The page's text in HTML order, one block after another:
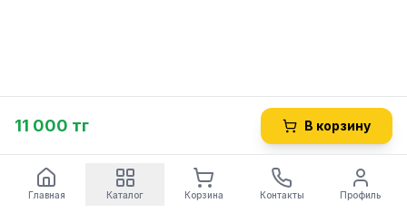
11 000 тг В корзину
Главная Каталог Корзина Контакты Профиль